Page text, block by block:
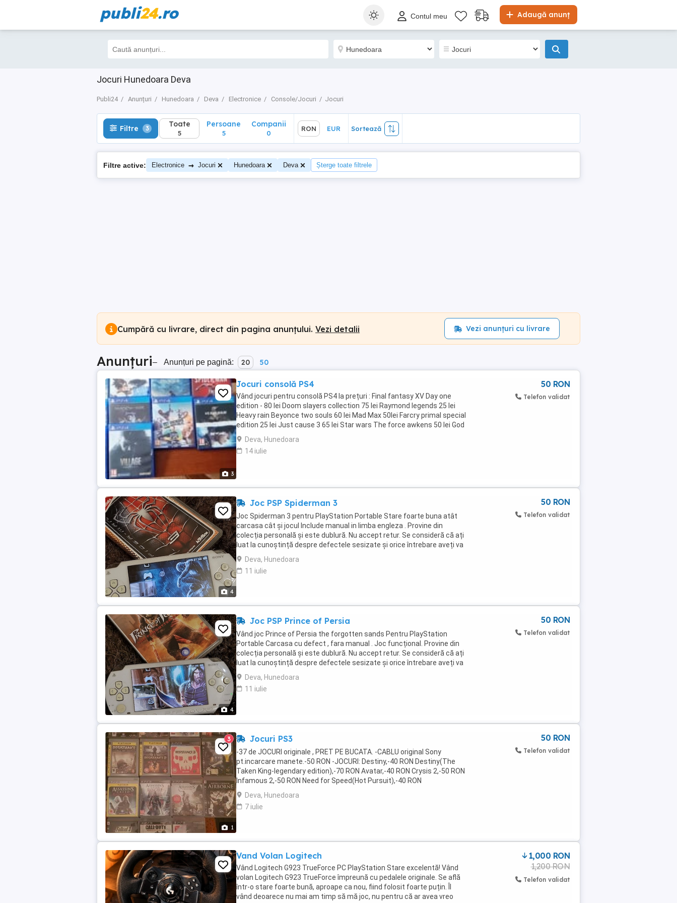
publi24.ro Adaugă anunț
Contul meu
Jocuri Hunedoara Deva
Publi24 Anunțuri Hunedoara Deva Electronice Console/Jocuri Jocuri
Filtre 3 Toate
5
Sortează
Filtre 3 Toate
5
Persoane
5
Companii
0
RON EUR Sortează
Filtre active: Electronice → Jocuri Hunedoara Deva Șterge toate filtrele
Cumpără cu livrare, direct din pagina anunțului. Vezi detalii Vezi anunțuri cu livrare
Anunțuri– Anunțuri pe pagină: 20 50
3
Jocuri consolă PS4
Vând jocuri pentru consolă PS4 la prețuri : Final fantasy XV Day one
edition - 80 lei Doom slayers collection 75 lei Raymond legends 25 lei
Heavy rain Beyonce two souls 60 lei Mad Max 50lei Farcry primal special
edition 25 lei Just cause 3 65 lei Star wars The force awkens 50 lei God
of war 50 lei Shadow ...
Deva, Hunedoara
14 iulie
50 RON
Telefon validat
4
Joc PSP Spiderman 3
Joc Spiderman 3 pentru PlayStation Portable Stare foarte buna atât
carcasa cât și jocul Include manual in limba engleza . Provine din
colecția personală și este dublură. Nu accept retur. Se consideră că ați
luat la cunoștință despre defectele sesizate și orice întrebare aveți va
pot răspunde cu ...
Deva, Hunedoara
11 iulie
50 RON
Telefon validat
4
Joc PSP Prince of Persia
Vând joc Prince of Persia the forgotten sands Pentru PlayStation
Portable Carcasa cu defect , fara manual . Joc funcțional. Provine din
colecția personală și este dublură. Nu accept retur. Se consideră că ați
luat la cunoștință despre defectele sesizate și orice întrebare aveți va
pot răspunde ...
Deva, Hunedoara
11 iulie
50 RON
Telefon validat
1
3 Jocuri PS3
-37 de JOCURI originale , PRET PE BUCATA. -CABLU original Sony
pt.incarcare manete.-50 RON -JOCURI: Destiny,-40 RON Destiny(The
Taken King-legendary edition),-70 RON Avatar,-40 RON Crysis 2,-50 RON
Infamous 2,-50 RON Need for Speed(Hot Pursuit),-40 RON
Timeshift,-30 RON Medal of Honor,-50 RON Medal ...
Deva, Hunedoara
7 iulie
50 RON
Telefon validat
Vand Volan Logitech
Vând Logitech G923 TrueForce PC PlayStation Stare excelentă! Vând
volan Logitech G923 TrueForce împreună cu pedalele originale. Se află
într-o stare foarte bună, aproape ca nou, fiind folosit foarte puțin. Îl
vând deoarece nu mai am timp să mă joc, nu pentru că ar avea vreo
1,000 RON
1,200 RON
Telefon validat